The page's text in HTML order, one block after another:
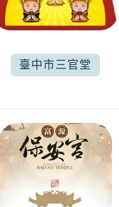
臺中市三官堂